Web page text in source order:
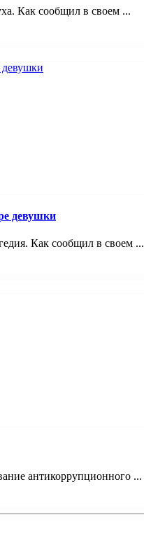
Как сообщил в своем ...
девушки
Как сообщил в своем ...
антикоррупционного ...